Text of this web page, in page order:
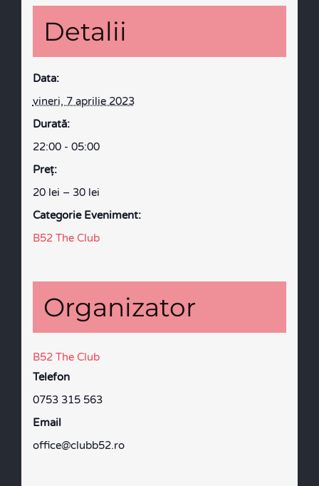
Detalii
Data:
vineri, 7 aprilie 2023
Durată:
22:00 - 05:00
Preţ:
20 lei – 30 lei
Categorie Eveniment:
B52 The Club
Organizator
B52 The Club
Telefon
0753 315 563
Email
office@clubb52.ro